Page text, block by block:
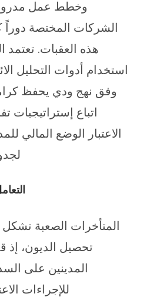
وخطط عمل
الشركات المختصة دوراً
هذه العقبات. تعتمد
استخدام أدوات التحليل
وفق نهج ودي يحفظ
اتباع إستراتيجيات
الاعتبار الوضع المالي
المتأخرات الصعبة
تحصيل الديون،
المدينين على
للإجراءات